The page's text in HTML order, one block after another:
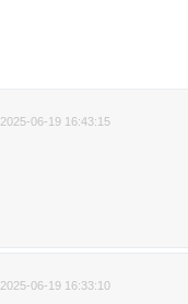
2025-06-19 16:43:15
2025-06-19 16:33:10